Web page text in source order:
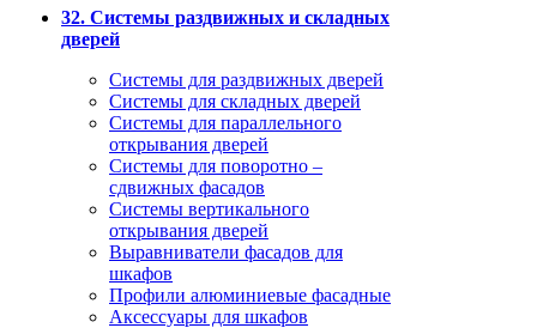
32. Системы раздвижных и складных
дверей
Системы для раздвижных дверей
Системы для складных дверей
Системы для параллельного
открывания дверей
Системы для поворотно –
сдвижных фасадов
Системы вертикального
открывания дверей
Выравниватели фасадов для
шкафов
Профили алюминиевые фасадные
Аксессуары для шкафов